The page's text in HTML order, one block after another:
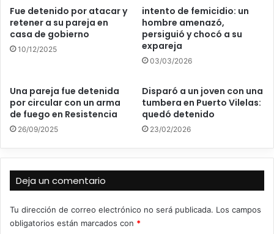
Fue detenido por atacar y
retener a su pareja en
casa de gobierno
10/12/2025
intento de femicidio: un
hombre amenazó,
persiguió y chocó a su
expareja
03/03/2026
Una pareja fue detenida
por circular con un arma
de fuego en Resistencia
26/09/2025
Disparó a un joven con una
tumbera en Puerto Vilelas:
quedó detenido
23/02/2026
Deja un comentario
Tu dirección de correo electrónico no será publicada. Los campos
obligatorios están marcados con *